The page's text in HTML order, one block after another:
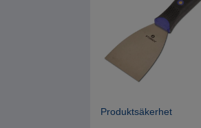
Produktsäkerhet